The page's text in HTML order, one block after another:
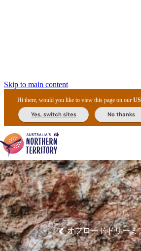
Skip to main content
Hi there, would you like to view this page on our
Yes, switch sites No thanks
メ
イ
ン
ナ
最
ア
ー
ズ
ロ
ッ
ク
ダ
ー
ウ
ィ
ン
リ
ス
ス
プ
リ
ン
グ
ズ
カ
カ
ド
ゥ
国
立
公
園
チ
フ
ィ
ー
ル
ド
国
立
公
園
ワ
タ
ル
カ
国
立
公
園
テ
ィ
ウ
ィ
諸
島
ニ
ト
ミ
ル
ク
国
立
公
園
ル
ル
/
デ
ビ
ル
ズ・
マ
ー
ブ
ル
ズ
保
ジ
ジ
ャ/
ウ
ェ
ス
ト
マ
ク
ド
ネ
ル
国
立
住
民
文
化
体
験
ド
＆
ド
リ
ン
ク
ィ
バ
ル
と
イ
ベ
ン
ト
ア・
ア
ク
テ
ィ
ビ
テ
ィ
自
然
と
野
生
生
物
歴
史
と
伝
統
釣
り
ラ
グ
ジ
ュ
ア
リ
ー
な
体
験
キ
ャ
ン
ピ
ン
グ
&
グ
ラ
ン
ピ
旅
の
宿
泊
施
設
ド
同
行
ツ
ア
ー
通
機
関
＆
レ
ン
タ
ル
プ
ラ
ン
＆
オ
フ
ァ
ー
オフロードドリーミ